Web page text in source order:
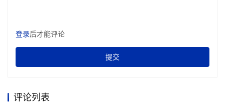
登录后才能评论
提交
评论列表